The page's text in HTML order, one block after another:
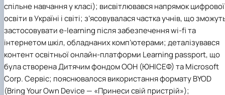
спільне навчання у класі); висвітлювався напрямок цифрової
освіти в Україні і світі; з’ясовувалася частка учнів, що
застосовувати e-learning після забезпечення wi-fi та
інтернетом шкіл, обладнаних комп’ютерами; деталізувався
контент освітньої онлайн-платформи Learning passport, що
була створена Дитячим фондом ООН (ЮНІСЕФ) та Microsoft
Corp. Сервіс; пояснювалося використання формату BYOD
(Bring Your Own Device — «Принеси свій пристрій»);